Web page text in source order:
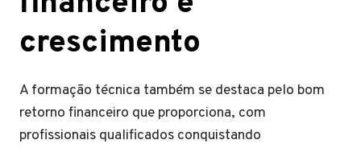
crescimento
A formação técnica também se destaca pelo bom
retorno financeiro que proporciona, com
profissionais qualificados conquistando